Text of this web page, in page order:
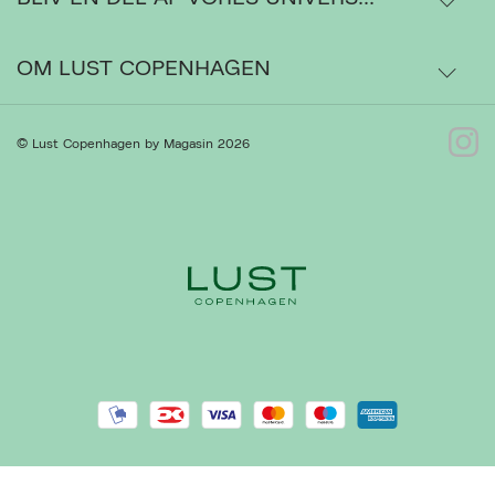
Ordrestatus
Gå til Kundeservice
Privatlivspolitik
Cookiepolitik
OM LUST COPENHAGEN
Om os
© Lust Copenhagen by Magasin 2026